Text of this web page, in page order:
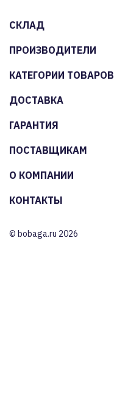
СКЛАД
ПРОИЗВОДИТЕЛИ
КАТЕГОРИИ ТОВАРОВ
ДОСТАВКА
ГАРАНТИЯ
ПОСТАВЩИКАМ
О КОМПАНИИ
КОНТАКТЫ
© bobaga.ru 2026